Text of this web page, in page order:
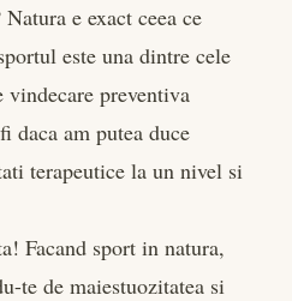
e exact ceea ce
este una dintre cele
preventiva
daca am putea duce
terapeutice la un nivel si
Facand sport in natura,
te de maiestuozitatea si